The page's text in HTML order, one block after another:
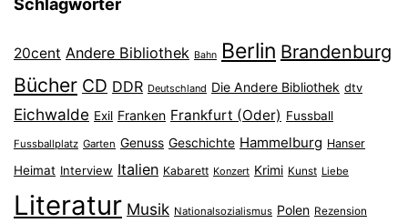
Schlagwörter
20cent Andere Bibliothek Bahn Berlin Brandenburg
Bücher CD DDR Deutschland Die Andere Bibliothek dtv
Eichwalde Exil Franken Frankfurt (Oder) Fussball
Fussballplatz Garten Genuss Geschichte Hammelburg Hanser
Heimat Interview Italien Kabarett Konzert Krimi Kunst Liebe
Literatur Musik Nationalsozialismus Polen Rezension